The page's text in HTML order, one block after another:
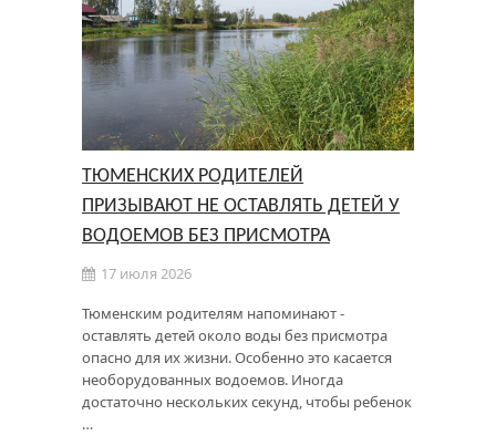
ТЮМЕНСКИХ РОДИТЕЛЕЙ
ПРИЗЫВАЮТ НЕ ОСТАВЛЯТЬ ДЕТЕЙ У
ВОДОЕМОВ БЕЗ ПРИСМОТРА
17 июля 2026
Тюменским родителям напоминают -
оставлять детей около воды без присмотра
опасно для их жизни. Особенно это касается
необорудованных водоемов. Иногда
достаточно нескольких секунд, чтобы ребенок
…